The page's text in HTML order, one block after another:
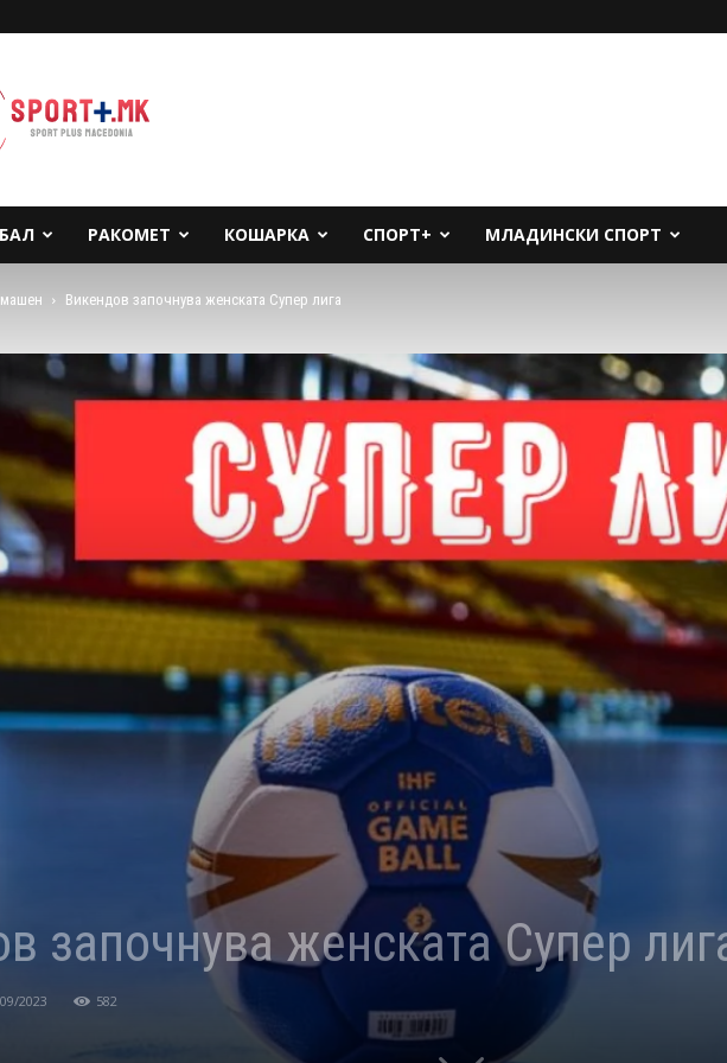
РАКОМЕТ КОШАРКА СПОРТ+ МЛАДИНСКИ СПОРТ
Викендов започнува женската Супер лига
започнува женската Супер
2023 582